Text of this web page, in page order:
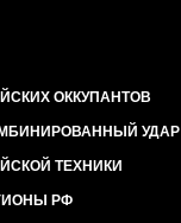
ОККУПАНТОВ
УДАР
ТЕХНИКИ
РФ